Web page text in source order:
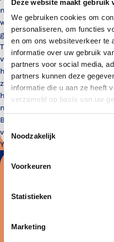
Deze website maakt gebruik
We gebruiken cookies om
personaliseren, om functies
en om ons websiteverkeer te
informatie over uw gebruik
partners voor social media,
partners kunnen deze
informatie die u aan ze heeft
verzameld op basis van uw
Noodzakelijk
Voorkeuren
Statistieken
Marketing
mee gaan als drum-tech naar
workshops en rock-concerten
groter. Op 16 jarige leeftijd ging
Talent aan het Koninklijk
verdiepte in de jazzwereld. Dit
helden hebben zich hier ooit
zitten’. Hierna is hij gaan touren
hebben zij o.a het Princes
met jury-, pers- en publieksprijs,
Bimhuis, Concertgebouw, What’s
voorprogramma verzorgen van
Yellowjackets.
Blijf op de hoogte
activiteiten en
je aan voor de